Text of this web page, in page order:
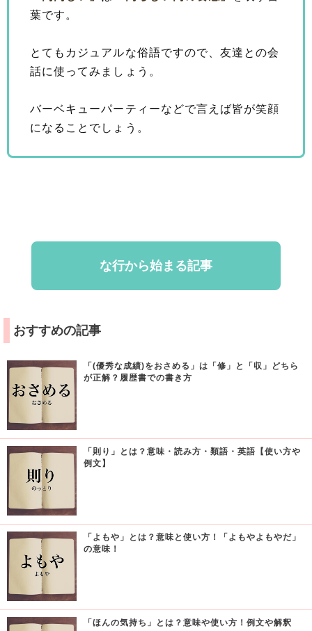
葉です。
とてもカジュアルな俗語ですので、友達との会
話に使ってみましょう。
バーベキューパーティーなどで言えば皆が笑顔
になることでしょう。
な行から始まる記事
おすすめの記事
「(優秀な成績)をおさめる」は「修」と「収」どちら
が正解？履歴書での書き方
「則り」とは？意味・読み方・類語・英語【使い方や
例文】
「よもや」とは？意味と使い方！「よもやよもやだ」
の意味！
「ほんの気持ち」とは？意味や使い方！例文や解釈